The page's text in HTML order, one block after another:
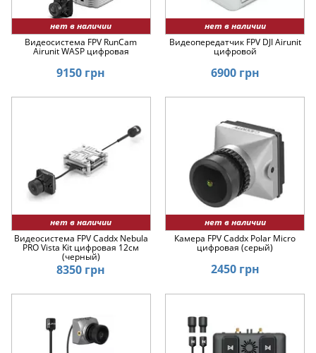
нет в наличии
Видеосистема FPV RunCam
Airunit WASP цифровая
9150 грн
нет в наличии
Видеопередатчик FPV DJI Airunit
цифровой
6900 грн
нет в наличии
Видеосистема FPV Caddx Nebula
PRO Vista Kit цифровая 12см
(черный)
8350 грн
нет в наличии
Камера FPV Caddx Polar Micro
цифровая (серый)
2450 грн